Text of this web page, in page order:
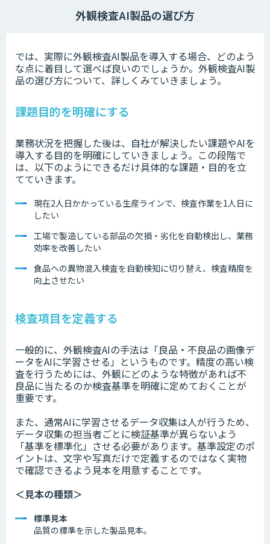
外観検査AI製品の選び方
では、実際に外観検査AI製品を導入する場合、どのよう
な点に着目して選べば良いのでしょうか。外観検査AI製
品の選び方について、詳しくみていきましょう。
課題目的を明確にする
業務状況を把握した後は、自社が解決したい課題やAIを
導入する目的を明確にしていきましょう。この段階で
は、以下のようにできるだけ具体的な課題・目的を立
てていきます。
現在2人日かかっている生産ラインで、検査作業を1人日に
したい
工場で製造している部品の欠損・劣化を自動検出し、業務
効率を改善したい
食品への異物混入検査を自動検知に切り替え、検査精度を
向上させたい
検査項目を定義する
一般的に、外観検査AIの手法は「良品・不良品の画像デ
ータをAIに学習させる」というものです。精度の高い検
査を行うためには、外観にどのような特徴があれば不
良品に当たるのか検査基準を明確に定めておくことが
重要です。
また、通常AIに学習させるデータ収集は人が行うため、
データ収集の担当者ごとに検証基準が異らないよう
「基準を標準化」させる必要があります。基準設定のポ
イントは、文字や写真だけで定義するのではなく実物
で確認できるよう見本を用意することです。
＜見本の種類＞
標準見本
品質の標準を示した製品見本。